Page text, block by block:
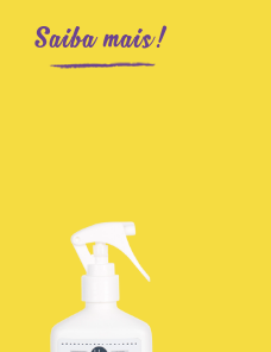
Saiba mais!